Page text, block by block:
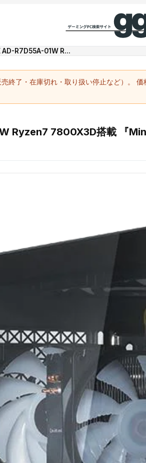
AD-R7D55A-01W R...
終了・在庫切れ・取り扱い停止など）。
Ryzen7 7800X3D搭載 『